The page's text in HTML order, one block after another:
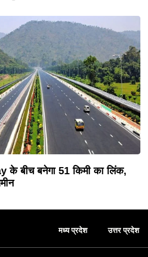
के बीच बनेगा 51 किमी का लिंक,
मध्य प्रदेश उत्तर प्रदेश